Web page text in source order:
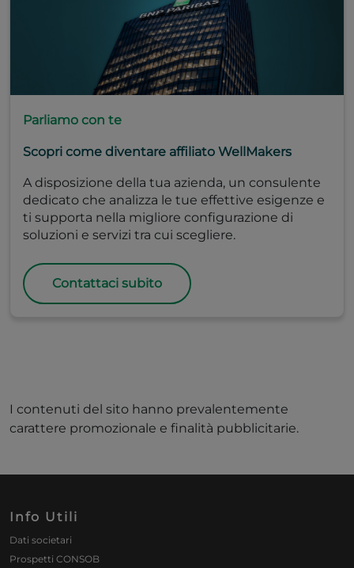
Parliamo con te
Scopri come diventare affiliato WellMakers
A disposizione della tua azienda, un consulente
dedicato che analizza le tue effettive esigenze e
ti supporta nella migliore configurazione di
soluzioni e servizi tra cui scegliere.
Contattaci subito
I contenuti del sito hanno prevalentemente
carattere promozionale e finalità pubblicitarie.
Info Utili
Dati societari
Prospetti CONSOB